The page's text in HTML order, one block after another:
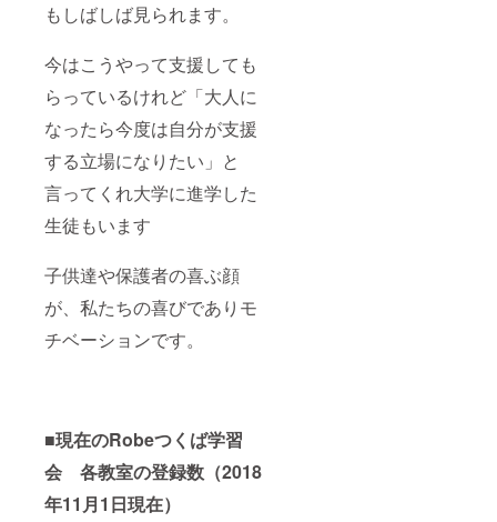
もしばしば見られます。
今はこうやって支援しても
らっているけれど「大人に
なったら今度は自分が支援
する立場になりたい」と
言ってくれ大学に進学した
生徒もいます
子供達や保護者の喜ぶ顔
が、私たちの喜びでありモ
チベーションです。
■現在のRobeつくば学習
会 各教室の登録数（2018
年11月1日現在）